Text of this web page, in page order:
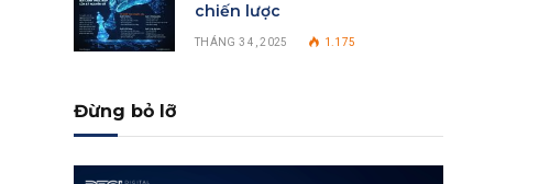
chiến lược
THÁNG 3 4, 2025 1.175
Đừng bỏ lỡ